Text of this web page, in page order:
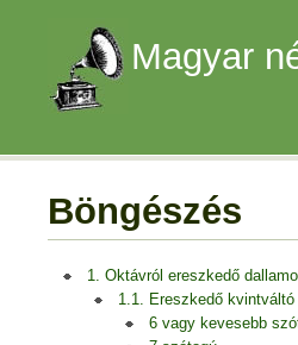
Magyar
Böngészés
1. Oktávról ereszkedő
1.1. Ereszkedő
6 vagy kevesebb